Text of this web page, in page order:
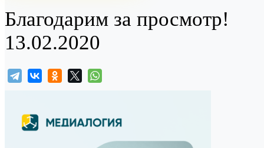
Благодарим за просмотр!
13.02.2020